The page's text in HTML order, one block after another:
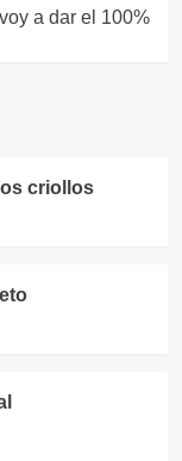
a dar el 100%
criollos